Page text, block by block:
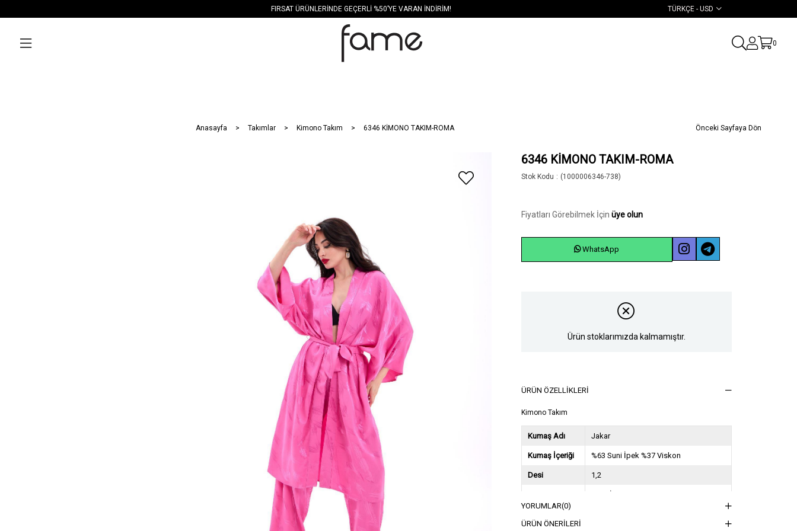
FIRSAT ÜRÜNLERİNDE GEÇERLİ %50’YE VARAN İNDİRİM! TÜRKÇE - USD
0
Anasayfa Takımlar Kimono Takım 6346 KİMONO TAKIM-ROMA Önceki Sayfaya Dön
6346 KİMONO TAKIM-ROMA
Stok Kodu (1000006346-738)
Fiyatları Görebilmek İçin üye olun
WhatsApp
Ürün stoklarımızda kalmamıştır.
ÜRÜN ÖZELLIKLERI
Kimono Takım
Kumaş Adı Jakar
Kumaş İçeriği %63 Suni İpek %37 Viskon
Desi 1,2
2024 İlkbahar Yaz
YORUMLAR(0)
ÜRÜN ÖNERILERI